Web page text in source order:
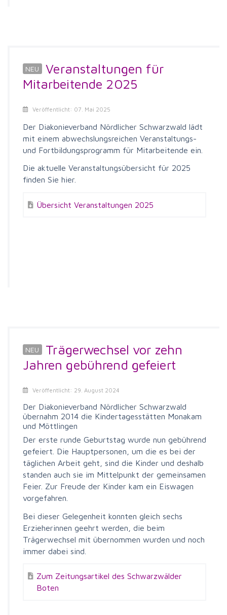
Veranstaltungen für
Mitarbeitende 2025
Veröffentlicht: 07. Mai 2025
Der Diakonieverband Nördlicher Schwarzwald lädt
mit einem abwechslungsreichen Veranstaltungs-
und Fortbildungsprogramm für Mitarbeitende ein.
Die aktuelle Veranstaltungsübersicht für 2025
finden Sie hier.
Übersicht Veranstaltungen 2025
Trägerwechsel vor zehn
Jahren gebührend gefeiert
Veröffentlicht: 29. August 2024
Der Diakonieverband Nördlicher Schwarzwald
übernahm 2014 die Kindertagesstätten Monakam
und Möttlingen
Der erste runde Geburtstag wurde nun gebührend
gefeiert. Die Hauptpersonen, um die es bei der
täglichen Arbeit geht, sind die Kinder und deshalb
standen auch sie im Mittelpunkt der gemeinsamen
Feier. Zur Freude der Kinder kam ein Eiswagen
vorgefahren.
Bei dieser Gelegenheit konnten gleich sechs
Erzieherinnen geehrt werden, die beim
Trägerwechsel mit übernommen wurden und noch
immer dabei sind.
Zum Zeitungsartikel des Schwarzwälder
Boten